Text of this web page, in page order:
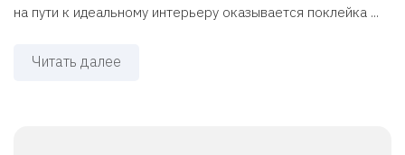
на пути к идеальному интерьеру оказывается поклейка ...
Читать далее